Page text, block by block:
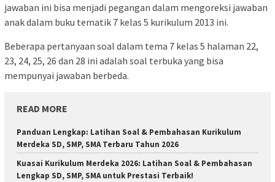
jawaban ini bisa menjadi pegangan dalam mengoreksi jawaban
anak dalam buku tematik 7 kelas 5 kurikulum 2013 ini.
Beberapa pertanyaan soal dalam tema 7 kelas 5 halaman 22,
23, 24, 25, 26 dan 28 ini adalah soal terbuka yang bisa
mempunyai jawaban berbeda.
READ MORE
Panduan Lengkap: Latihan Soal & Pembahasan Kurikulum
Merdeka SD, SMP, SMA Terbaru Tahun 2026
Kuasai Kurikulum Merdeka 2026: Latihan Soal & Pembahasan
Lengkap SD, SMP, SMA untuk Prestasi Terbaik!